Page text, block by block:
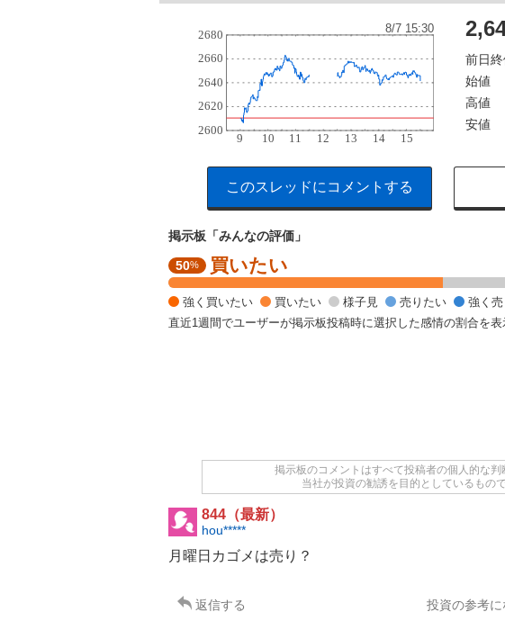
前日終
始値
高値
安値
このスレッドにコメントする
掲示板「みんなの評価」
買
い
た
い
50% 買いたい
強く買いたい 買いたい 様子見 売りたい
強く
直近1週間でユーザーが掲示板投稿時に選択した感情の割合を表
掲示板のコメントはすべて投稿者の個人的な判
当社が投資の勧誘を目的としているもの
844（最新）
hou*****
月曜日カゴメは売り？
返信する 投資の参考に